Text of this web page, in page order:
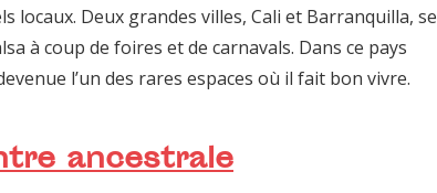
locaux. Deux grandes villes, Cali et Bar­ran­quilla, se
à coup de foires et de car­navals. Dans ce pays
l’un des rares espaces où il fait bon vivre.
ancestrale